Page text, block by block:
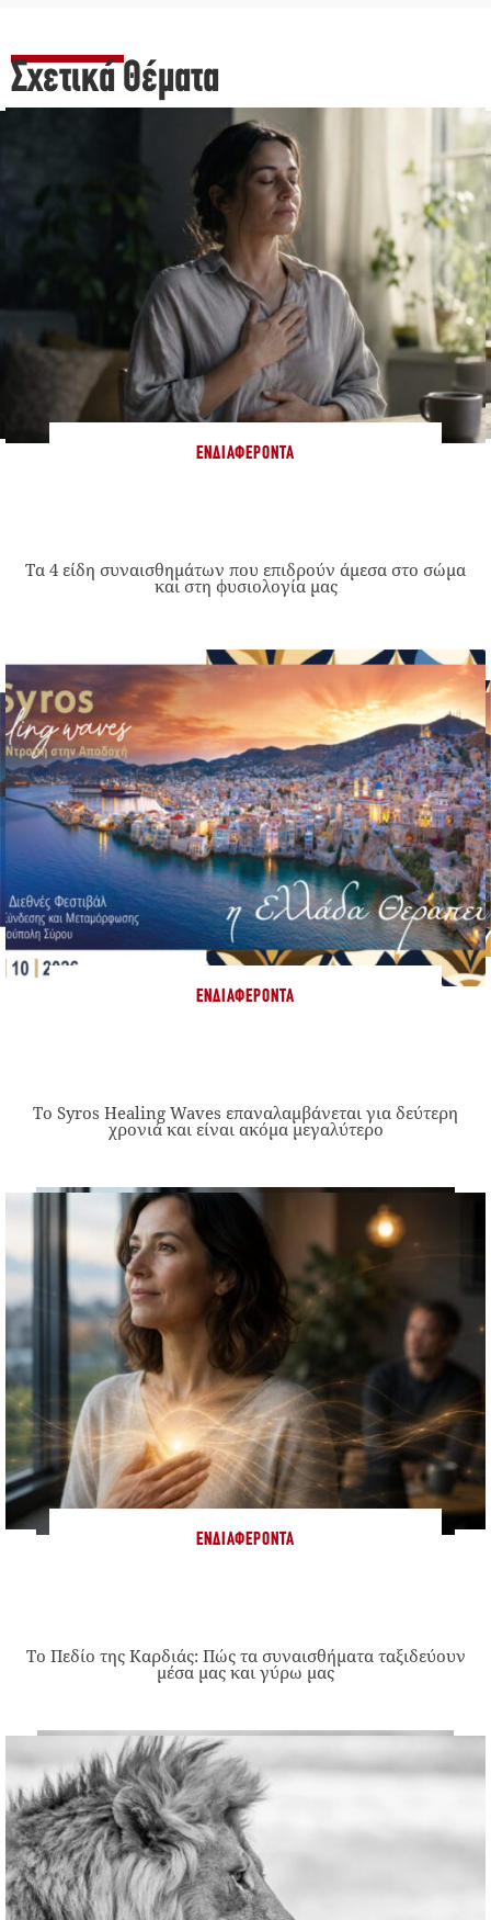
Σχετικά Θέματα
ΕΝΔΙΑΦΈΡΟΝΤΑ
Τα 4 είδη συναισθημάτων που επιδρούν άμεσα στο σώμα
και στη φυσιολογία μας
ΕΝΔΙΑΦΈΡΟΝΤΑ
Το Syros Healing Waves επαναλαμβάνεται για δεύτερη
χρονιά και είναι ακόμα μεγαλύτερο
ΕΝΔΙΑΦΈΡΟΝΤΑ
Το Πεδίο της Καρδιάς: Πώς τα συναισθήματα ταξιδεύουν
μέσα μας και γύρω μας